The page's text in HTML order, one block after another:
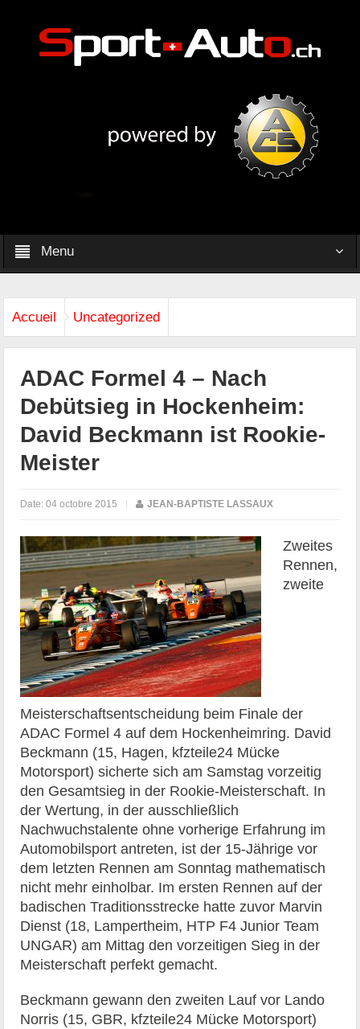
Menu
Accueil Uncategorized
ADAC Formel 4 – Nach
Debütsieg in Hockenheim:
David Beckmann ist Rookie-
Meister
Date:04 octobre 2015 | JEAN-BAPTISTE LASSAUX
Zweites
Rennen,
zweite
Meisterschaftsentscheidung beim Finale der
ADAC Formel 4 auf dem Hockenheimring. David
Beckmann (15, Hagen, kfzteile24 Mücke
Motorsport) sicherte sich am Samstag vorzeitig
den Gesamtsieg in der Rookie-Meisterschaft. In
der Wertung, in der ausschließlich
Nachwuchstalente ohne vorherige Erfahrung im
Automobilsport antreten, ist der 15-Jährige vor
dem letzten Rennen am Sonntag mathematisch
nicht mehr einholbar. Im ersten Rennen auf der
badischen Traditionsstrecke hatte zuvor Marvin
Dienst (18, Lampertheim, HTP F4 Junior Team
UNGAR) am Mittag den vorzeitigen Sieg in der
Meisterschaft perfekt gemacht.
Beckmann gewann den zweiten Lauf vor Lando
Norris (15, GBR, kfzteile24 Mücke Motorsport)